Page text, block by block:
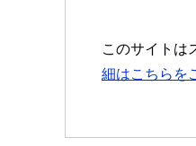
このサイトは
細はこちらを